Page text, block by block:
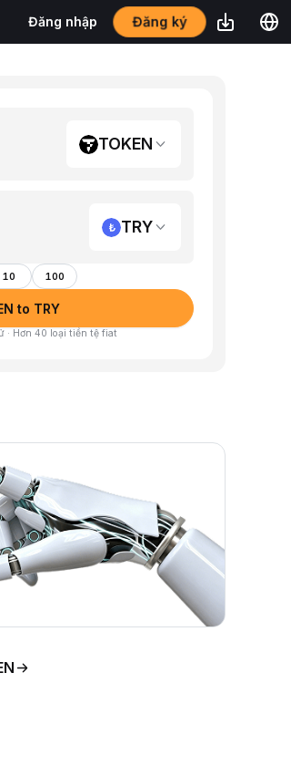
Đăng nhập
Đăng ký
TOKEN
TRY
10 100
to TRY
· Hơn 40 loại tiền tệ fiat